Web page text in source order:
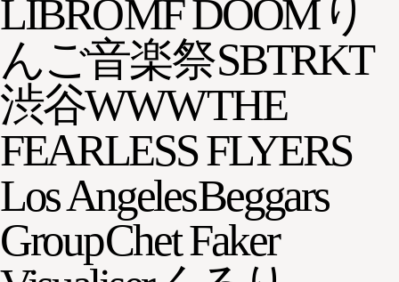
LIBROMF DOOM り
んご音楽祭SBTRKT
渋谷WWWTHE
FEARLESS FLYERS
Los AngelesBeggars
GroupChet Faker